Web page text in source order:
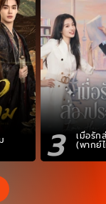
3 เมื่อรัก
(พากย์